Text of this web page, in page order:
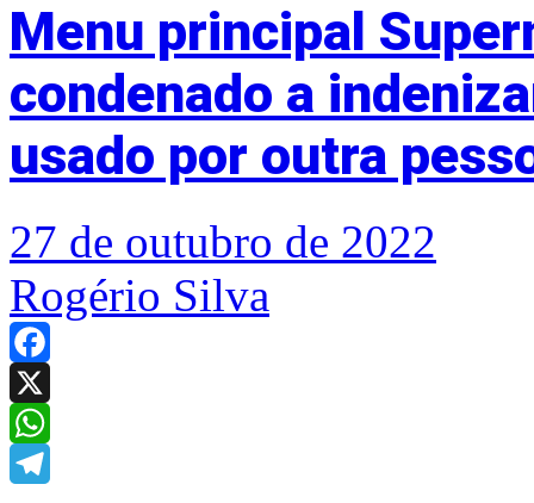
Menu principal
condenado a
usado por outra
27 de outubro de 2022
Rogério Silva
Facebook
X
WhatsApp